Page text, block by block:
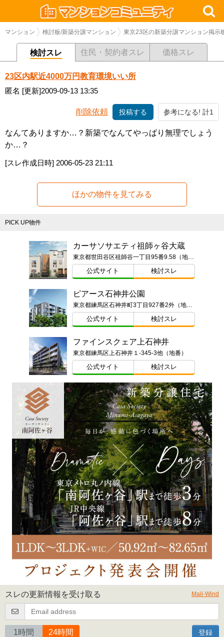
マンション 検討板/新築分譲マンション 東京23区の新築分譲マンション掲示
検討スレ 住民・契約者スレ 価格スレ
23区内駅近4000万円教育環境いい所
匿名 [更新]2009-09-13 13:35
削除依頼 投稿する 参考になる! 計1
なんてありますか…？新築でなんてやっぱり無理でしょう
か…？
[スレ作成日時] 2006-05-23 21:11
ほかの物件を見てみる
PICK UP物件
カーサソサエティ祖師ヶ谷大蔵
東京都世田谷区祖師谷一丁目95番9.58（地番）ほか
公式サイト 検討スレ
ピアース石神井公園
東京都練馬区石神井町3丁目927番2外（地番）
公式サイト 検討スレ
ファインスクェア上石神井
東京都練馬区上石神井１-345-3他（地番）
公式サイト 検討スレ
スレの更新情報を受け取る Mail-Wind
1時間 24時間 登録